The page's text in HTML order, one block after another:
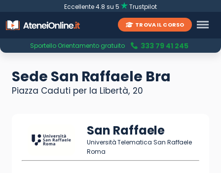
Eccellente 4.8 su 5 Trustpilot
TROVA IL CORSO
Sportello Orientamento gratuito 333 79 41 245
Sede San Raffaele Bra
Piazza Caduti per la Libertà, 20
San Raffaele
Università Telematica San Raffaele
Roma